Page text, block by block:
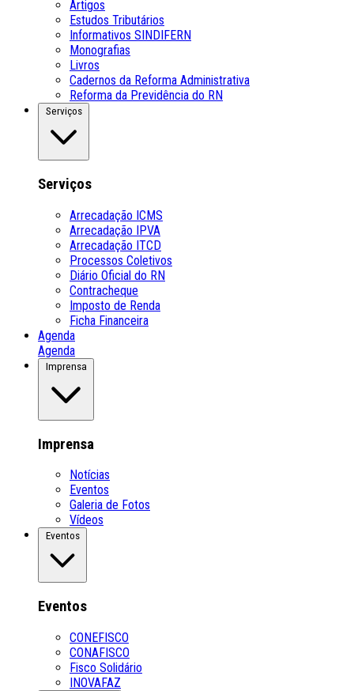
Artigos
Estudos Tributários
Informativos SINDIFERN
Monografias
Livros
Cadernos da Reforma Administrativa
Reforma da Previdência do RN
Serviços
Serviços
Arrecadação ICMS
Arrecadação IPVA
Arrecadação ITCD
Processos Coletivos
Diário Oficial do RN
Contracheque
Imposto de Renda
Ficha Financeira
Agenda
Agenda
Imprensa
Imprensa
Notícias
Eventos
Galeria de Fotos
Vídeos
Eventos
Eventos
CONEFISCO
CONAFISCO
Fisco Solidário
INOVAFAZ